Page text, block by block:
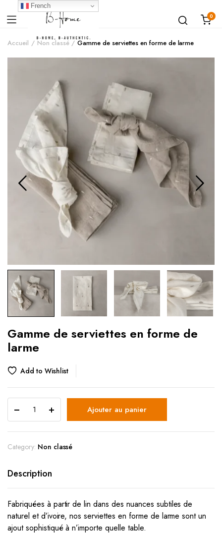
0
Accueil Non classé Gamme de serviettes en forme de larme
Gamme de serviettes en forme de
larme
Add to Wishlist
Ajouter au panier
Category: Non classé
Description
Fabriquées à partir de lin dans des nuances subtiles de
naturel et d’ivoire, nos serviettes en forme de larme sont un
ajout sophistiqué à n’importe quelle table.
French